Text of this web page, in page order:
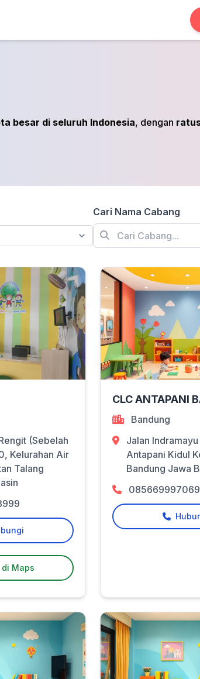
besar di seluruh Indonesia, dengan
Cari Nama Cabang
(Sebelah
Kelurahan Air
Talang
Maps
CLC ANTAPANI
Bandung
Jalan
Antapani Kidul
Bandung Jawa
085669997069